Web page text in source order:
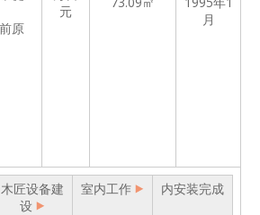
原
元
月
木匠设备建
设
室内工作 内安装完成